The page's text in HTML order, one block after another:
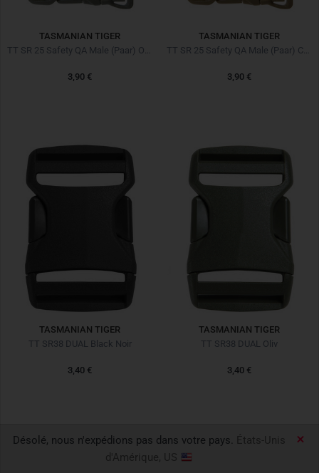
Désolé, nous n'expédions pas dans votre pays. États-Unis
d'Amérique, US
TASMANIAN TIGER
3,90 €
TASMANIAN TIGER
3,90 €
TASMANIAN TIGER
TT SR38 DUAL Black Noir
3,40 €
TASMANIAN TIGER
TT SR38 DUAL Oliv
3,40 €